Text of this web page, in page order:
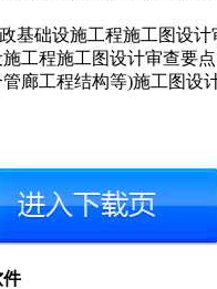
基础设施工程施工图设
施工程施工图设计审查要
廊工程结构等)施工图设
件